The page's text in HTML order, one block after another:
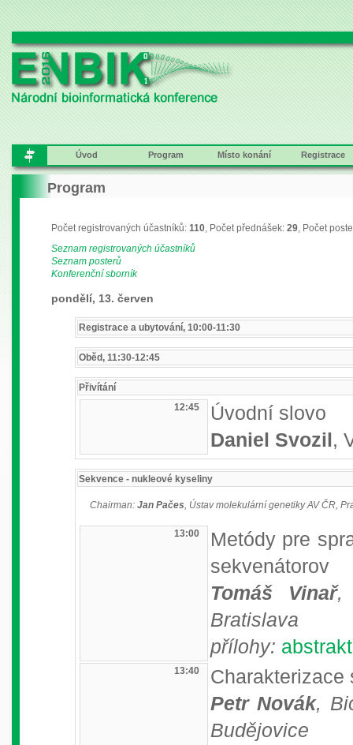
Úvod Program Místo konání Registrace
Program
Počet registrovaných účastníků: 110, Počet přednášek: 29, Počet
Seznam registrovaných účastníků
Seznam posterů
Konferenční sborník
pondělí, 13. červen
Registrace a ubytování, 10:00-11:30
Oběd, 11:30-12:45
Přivítání
12:45
Úvodní slovo
Daniel Svozil ,
Sekvence - nukleové kyseliny
Chairman: Jan Pačes, Ústav molekulární genetiky AV ČR,
13:00
Metódy pre
sekvenátorov
Tomáš Vinař,
Bratislava
přílohy: abstrakt
13:40
Charakterizace
Petr Novák,
Budějovice